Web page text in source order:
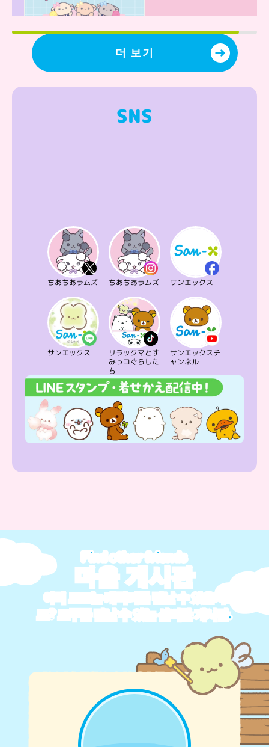
더 보기
SNS
ちあちあラムズ ちあちあラムズ サンエックス
サンエックス
リラックマとす
みっコぐらした
ち
サンエックスチ
ャンネル
Find other friends
마을 게시판
아직 모르는 캐릭터를 만날 수 있을지
도? 모두를 만날 수 있는 신비한 게시판.